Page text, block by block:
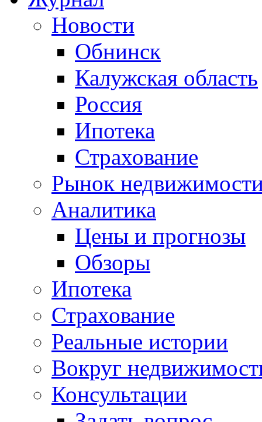
Новости
Обнинск
Калужская область
Россия
Ипотека
Страхование
Рынок
Аналитика
Цены и прогнозы
Обзоры
Ипотека
Страхование
Реальные истории
Вокруг
Консультации